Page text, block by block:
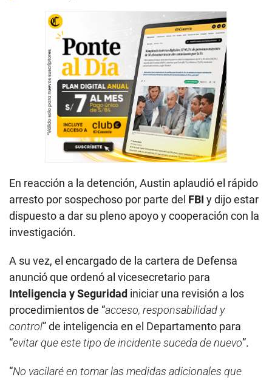
En reacción a la detención, Austin aplaudió el rápido
arresto por sospechoso por parte del FBI y dijo estar
dispuesto a dar su pleno apoyo y cooperación con la
investigación.
A su vez, el encargado de la cartera de Defensa
anunció que ordenó al vicesecretario para
Inteligencia y Seguridad iniciar una revisión a los
procedimientos de “acceso, responsabilidad y
control” de inteligencia en el Departamento para
“evitar que este tipo de incidente suceda de nuevo”.
“No vacilaré en tomar las medidas adicionales que